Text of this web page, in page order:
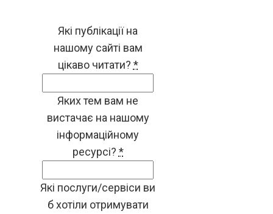
Які публікації на
нашому сайті вам
цікаво читати? *
Яких тем вам не
вистачає на нашому
інформаційному
ресурсі? *
Які послуги/сервіси ви
б хотіли отримувати